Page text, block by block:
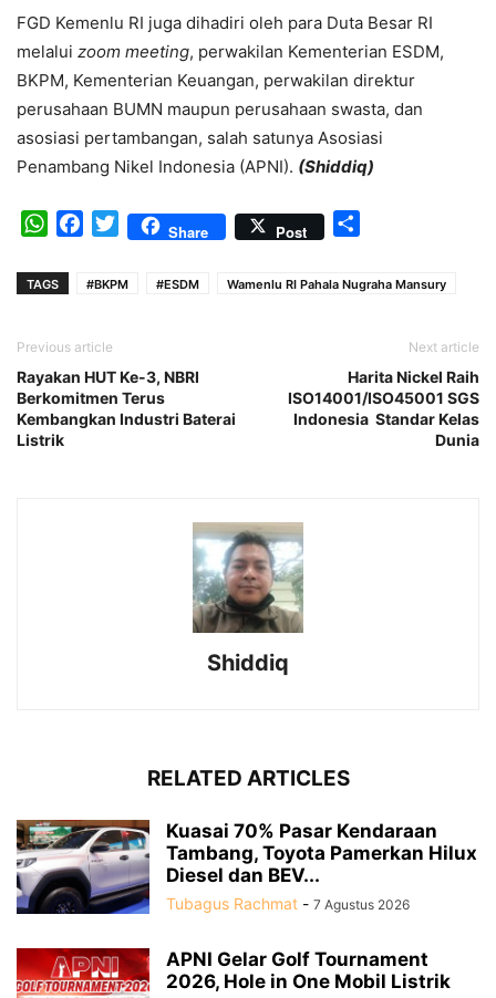
FGD Kemenlu RI juga dihadiri oleh para Duta Besar RI
melalui zoom meeting, perwakilan Kementerian ESDM,
BKPM, Kementerian Keuangan, perwakilan direktur
perusahaan BUMN maupun perusahaan swasta, dan
asosiasi pertambangan, salah satunya Asosiasi
Penambang Nikel Indonesia (APNI). (Shiddiq)
WhatsAppFacebook
TwitterShare Post
TAGS #BKPM #ESDM Wamenlu RI Pahala Nugraha Mansury
Previous article
Rayakan HUT Ke-3, NBRI
Berkomitmen Terus
Kembangkan Industri Baterai
Listrik
Next article
Harita Nickel Raih
ISO14001/ISO45001 SGS
Indonesia Standar Kelas
Dunia
Shiddiq
RELATED ARTICLES
Kuasai 70% Pasar Kendaraan
Tambang, Toyota Pamerkan Hilux
Diesel dan BEV...
Tubagus Rachmat - 7 Agustus 2026
APNI Gelar Golf Tournament
2026, Hole in One Mobil Listrik